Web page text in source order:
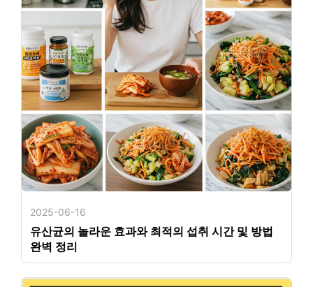
2025-06-16
유산균의 놀라운 효과와 최적의 섭취 시간 및 방법
완벽 정리